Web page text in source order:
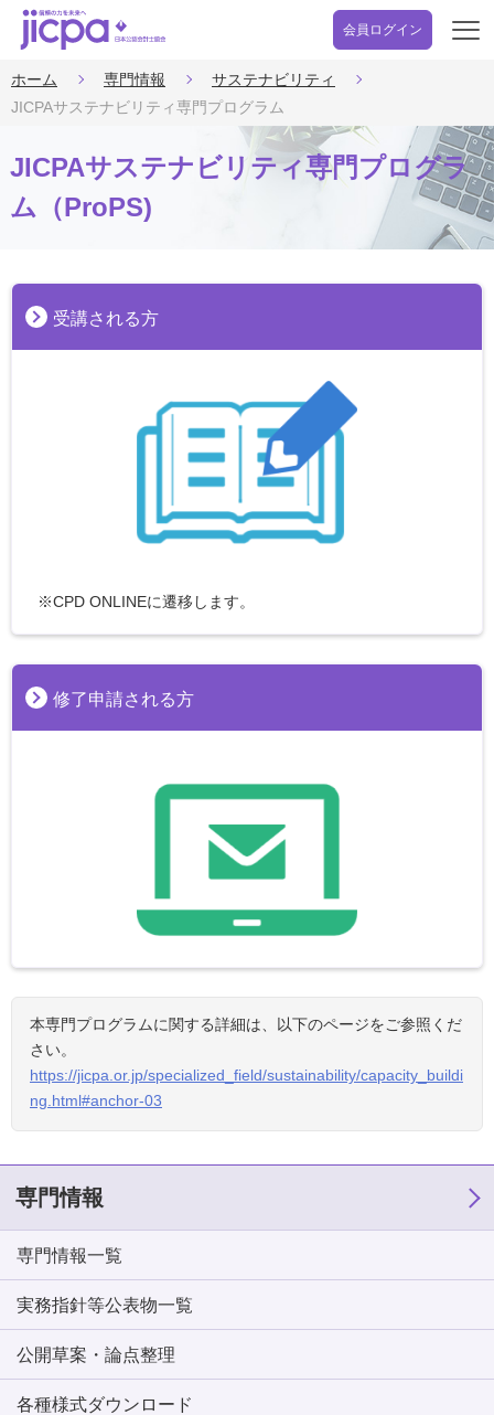
会員ログイン
開
ホーム 専門情報
サステナビリティ
JICPAサステナビリティ専門プログラム
JICPAサステナビリティ専門プログラ
ム（ProPS)
受講される方
※CPD ONLINEに遷移します。
修了申請される方
本専⾨プログラムに関する詳細は、以下のページをご参照くだ
さい。
https://jicpa.or.jp/specialized_field/sustainability/capacity_buildi
ng.html#anchor-03
専門情報
専門情報一覧
実務指針等公表物一覧
公開草案・論点整理
各種様式ダウンロード